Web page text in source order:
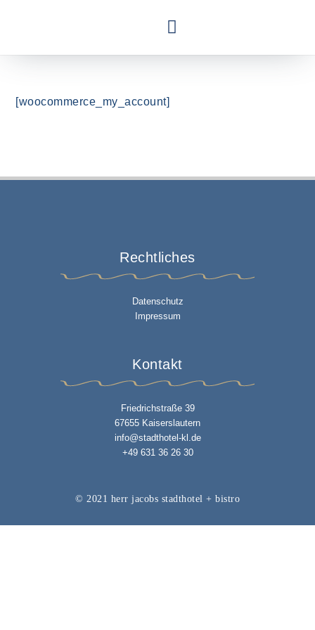
[woocommerce_my_account]
Rechtliches
Datenschutz
Impressum
Kontakt
Friedrichstraße 39
67655 Kaiserslautern
info@stadthotel-kl.de
+49 631 36 26 30
© 2021 herr jacobs stadthotel + bistro